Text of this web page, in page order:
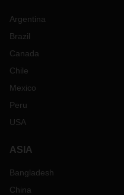
Argentina
Brazil
Canada
Chile
Mexico
Peru
USA
ASIA
Bangladesh
China